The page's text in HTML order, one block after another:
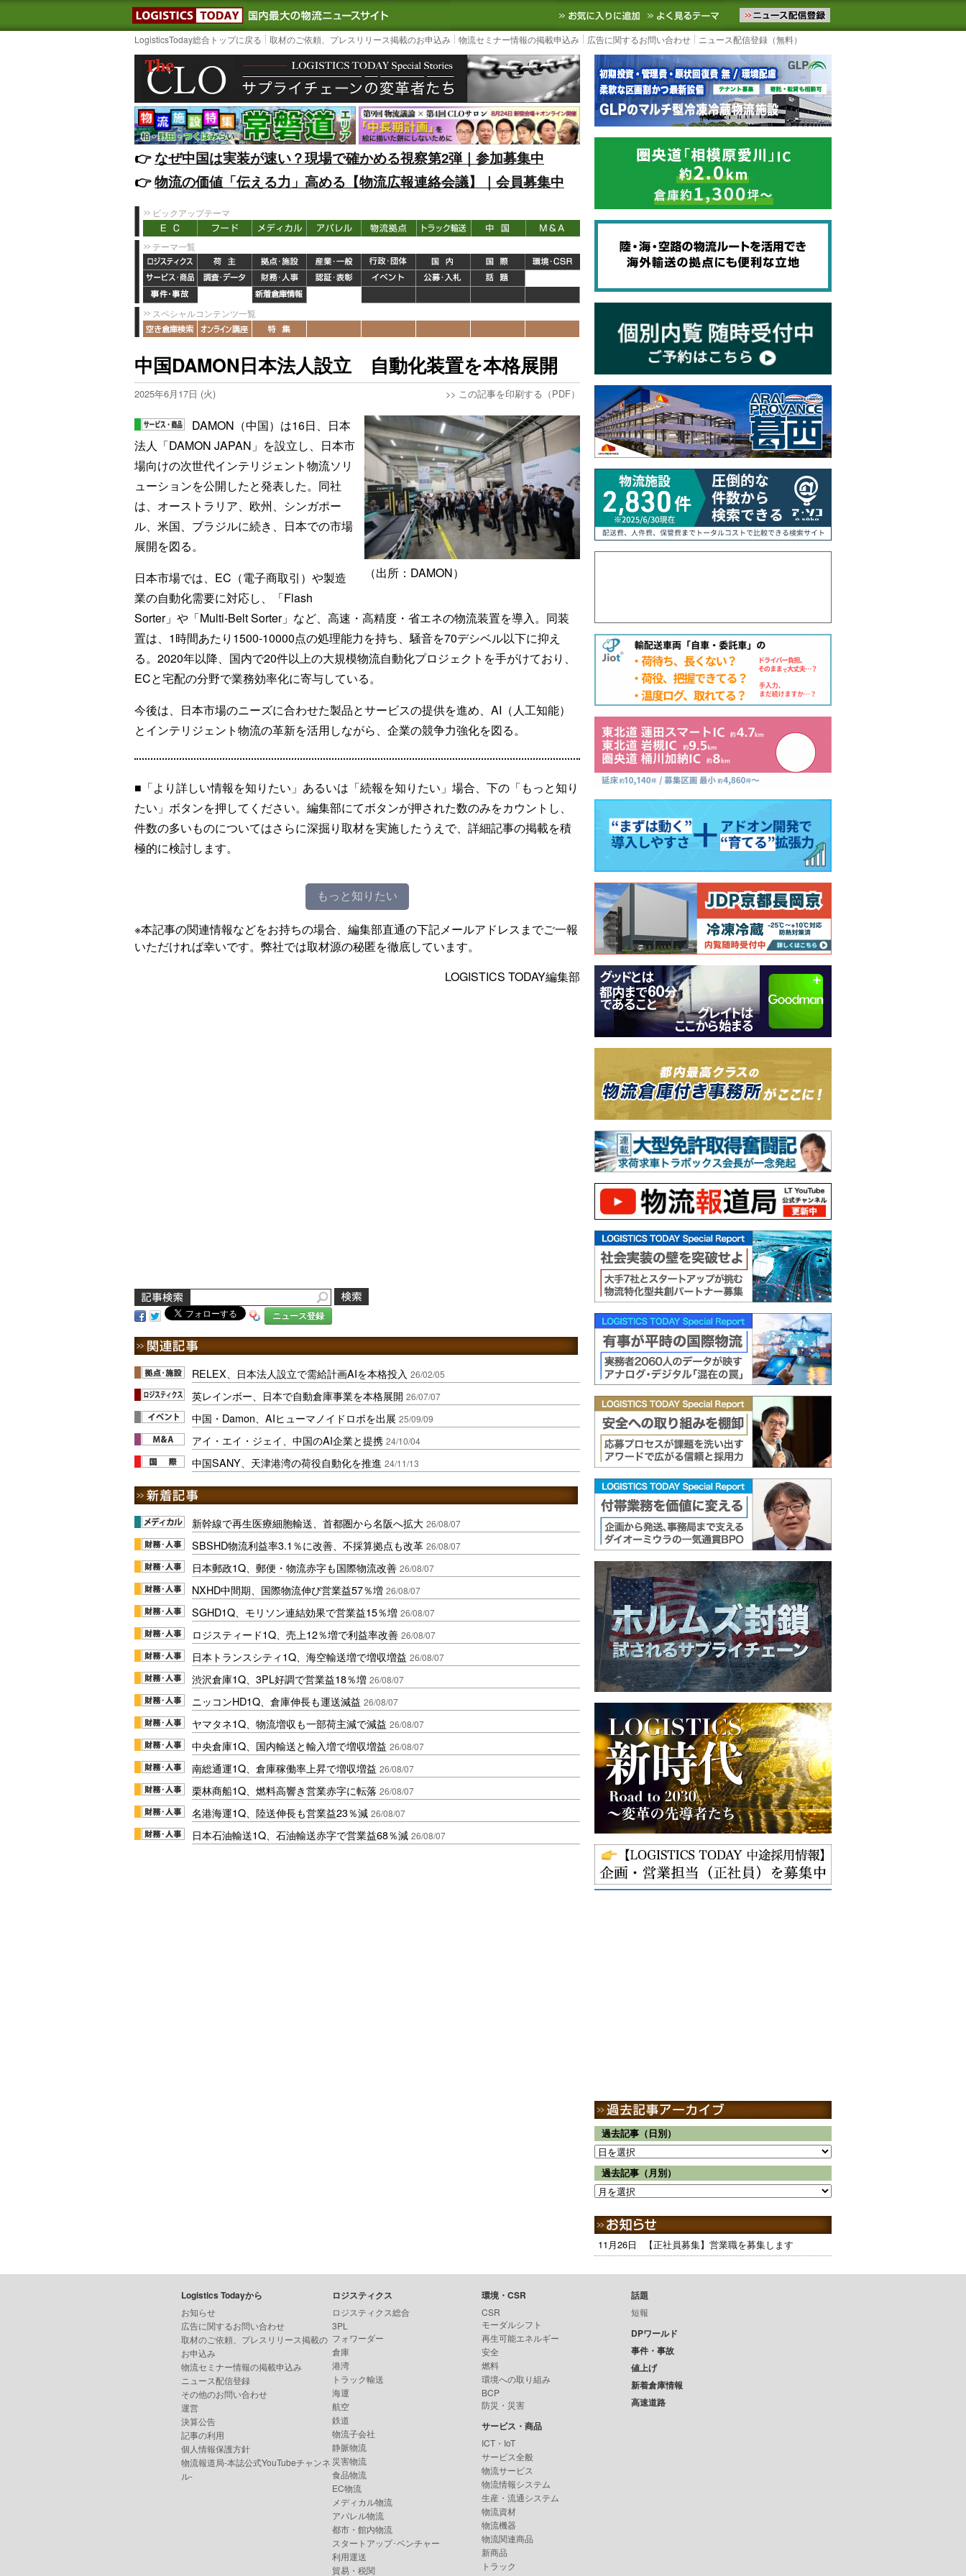
LOGISTICS TODAY｜国内最大の物流ニュースサイト3PL, SCMなど国内外の最新の物流ニュースをお届けします。物流ニュースメール配信を登録す
お気に入りに追加 よく見るテーマ
LogisticsToday総合トップに戻る 取材のご依頼、プレスリリース掲載のお申込み 物流セミナー情報の掲載申込み 広告に関するお問い合わせ ニュース配信登録（無料）
👉️なぜ中国は実装が速い？現場で確かめる視察第2弾｜参加募集中
👉️物流の価値「伝える力」高める【物流広報連絡会議】｜会員募集中
ピックアップテーマ
テーマ一覧
スペシャルコンテンツ一覧
中国DAMON日本法人設立 自動化装置を本格展開
2025年6月17日 (火) >> この記事を印刷する（PDF）
（出所：DAMON）
DAMON（中国）は16日、日本
法人「DAMON JAPAN」を設立し、日本市
場向けの次世代インテリジェント物流ソリ
ューションを公開したと発表した。同社
は、オーストラリア、欧州、シンガポー
ル、米国、ブラジルに続き、日本での市場
展開を図る。
日本市場では、EC（電子商取引）や製造
業の自動化需要に対応し、「Flash
Sorter」や「Multi-Belt Sorter」など、高速・高精度・省エネの物流装置を導入。同装
置は、1時間あたり1500-10000点の処理能力を持ち、騒音を70デシベル以下に抑え
る。2020年以降、国内で20件以上の大規模物流自動化プロジェクトを手がけており、
ECと宅配の分野で業務効率化に寄与している。
今後は、日本市場のニーズに合わせた製品とサービスの提供を進め、AI（人工知能）
とインテリジェント物流の革新を活用しながら、企業の競争力強化を図る。
■「より詳しい情報を知りたい」あるいは「続報を知りたい」場合、下の「もっと知り
たい」ボタンを押してください。編集部にてボタンが押された数のみをカウントし、
件数の多いものについてはさらに深掘り取材を実施したうえで、詳細記事の掲載を積
極的に検討します。
もっと知りたい
※本記事の関連情報などをお持ちの場合、編集部直通の下記メールアドレスまでご一報
いただければ幸いです。弊社では取材源の秘匿を徹底しています。
LOGISTICS TODAY編集部
ニュース登録
RELEX、日本法人設立で需給計画AIを本格投入 26/02/05
英レインボー、日本で自動倉庫事業を本格展開 26/07/07
中国・Damon、AIヒューマノイドロボを出展 25/09/09
アイ・エイ・ジェイ、中国のAI企業と提携 24/10/04
中国SANY、天津港湾の荷役自動化を推進 24/11/13
新幹線で再生医療細胞輸送、首都圏から名阪へ拡大 26/08/07
SBSHD物流利益率3.1％に改善、不採算拠点も改革 26/08/07
日本郵政1Q、郵便・物流赤字も国際物流改善 26/08/07
NXHD中間期、国際物流伸び営業益57％増 26/08/07
SGHD1Q、モリソン連結効果で営業益15％増 26/08/07
ロジスティード1Q、売上12％増で利益率改善 26/08/07
日本トランスシティ1Q、海空輸送増で増収増益 26/08/07
渋沢倉庫1Q、3PL好調で営業益18％増 26/08/07
ニッコンHD1Q、倉庫伸長も運送減益 26/08/07
ヤマタネ1Q、物流増収も一部荷主減で減益 26/08/07
中央倉庫1Q、国内輸送と輸入増で増収増益 26/08/07
南総通運1Q、倉庫稼働率上昇で増収増益 26/08/07
栗林商船1Q、燃料高響き営業赤字に転落 26/08/07
名港海運1Q、陸送伸長も営業益23％減 26/08/07
日本石油輸送1Q、石油輸送赤字で営業益68％減 26/08/07
過去記事（日別）
過去記事（月別）
11月26日 【正社員募集】営業職を募集します
Logistics Todayから
お知らせ
広告に関するお問い合わせ
取材のご依頼、プレスリリース掲載の
お申込み
物流セミナー情報の掲載申込み
ニュース配信登録
その他のお問い合わせ
運営
決算公告
記事の利用
個人情報保護方針
物流報道局-本誌公式YouTubeチャンネ
ル-
ロジスティクス
ロジスティクス総合
3PL
フォワーダー
倉庫
港湾
トラック輸送
海運
航空
鉄道
物流子会社
静脈物流
災害物流
食品物流
EC物流
メディカル物流
アパレル物流
都市・館内物流
スタートアップ･ベンチャー
利用運送
貿易・税関
環境・CSR
CSR
モーダルシフト
再生可能エネルギー
安全
燃料
環境への取り組み
BCP
防災・災害
サービス・商品
ICT・IoT
サービス全般
物流サービス
物流情報システム
生産・流通システム
物流資材
物流機器
物流関連商品
新商品
トラック
話題
短報
DPワールド
事件・事故
値上げ
新着倉庫情報
高速道路